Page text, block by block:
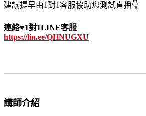
建議提早由1對1客服協助您測試直播👇
連絡♥️1對1LINE客服
https://lin.ee/QHNUGXU
講師介紹